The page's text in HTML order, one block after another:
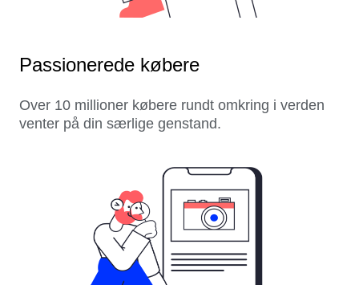
Passionerede købere
Over 10 millioner købere rundt omkring i verden
venter på din særlige genstand.